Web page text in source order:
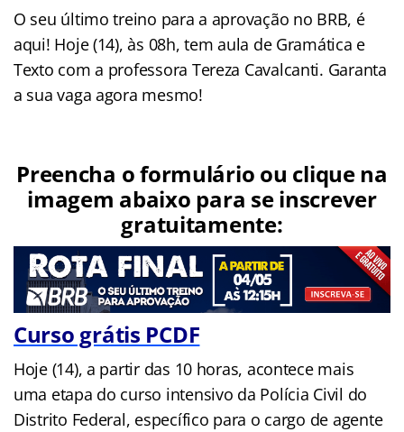
O seu último treino para a aprovação no BRB, é
aqui! Hoje (14), às 08h, tem aula de Gramática e
Texto com a professora Tereza Cavalcanti. Garanta
a sua vaga agora mesmo!
Preencha o formulário ou clique na
imagem abaixo para se inscrever
gratuitamente:
Curso grátis PCDF
Hoje (14), a partir das 10 horas, acontece mais
uma etapa do curso intensivo da Polícia Civil do
Distrito Federal, específico para o cargo de agente